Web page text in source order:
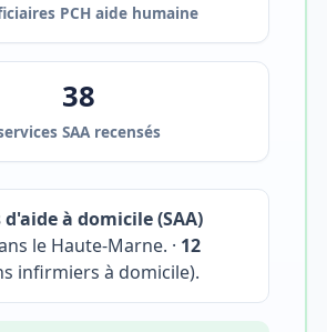
PCH aide humaine
38
SAA recensés
d'aide à domicile (SAA)
le Haute-Marne. · 12
infirmiers à domicile).